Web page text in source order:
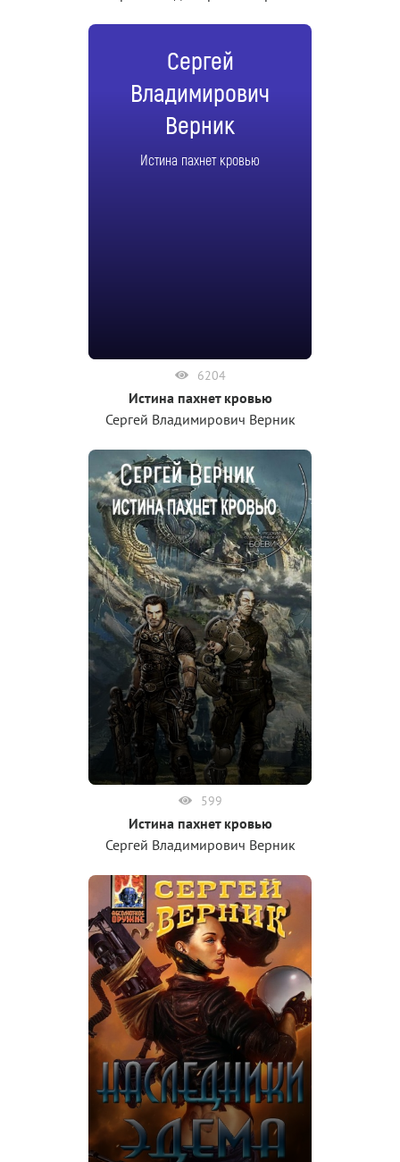
Сергей
Владимирович
Верник
Истина пахнет кровью
6204
Истина пахнет кровью
Сергей Владимирович Верник
599
Истина пахнет кровью
Сергей Владимирович Верник